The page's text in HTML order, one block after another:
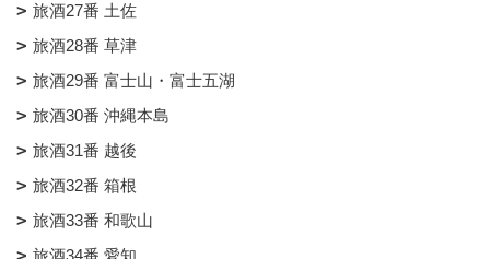
旅酒27番 土佐
旅酒28番 草津
旅酒29番 富士山・富士五湖
旅酒30番 沖縄本島
旅酒31番 越後
旅酒32番 箱根
旅酒33番 和歌山